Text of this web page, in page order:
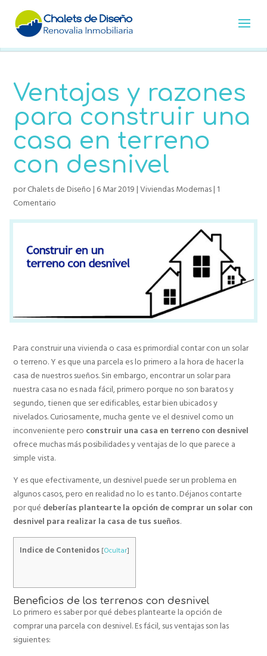
Ventajas y razones
para construir una
casa en terreno
con desnivel
porChalets de Diseño | 6 Mar 2019 |Viviendas Modernas| 1
Comentario
Para construir una vivienda o casa es primordial contar con un solar
o terreno. Y es que una parcela es lo primero a la hora de hacer la
casa de nuestros sueños. Sin embargo, encontrar un solar para
nuestra casa no es nada fácil, primero porque no son baratos y
segundo, tienen que ser edificables, estar bien ubicados y
nivelados. Curiosamente, mucha gente ve el desnivel como un
inconveniente pero construir una casa en terreno con desnivel
ofrece muchas más posibilidades y ventajas de lo que parece a
simple vista.
Y es que efectivamente, un desnivel puede ser un problema en
algunos casos, pero en realidad no lo es tanto. Déjanos contarte
por qué deberías plantearte la opción de comprar un solar con
desnivel para realizar la casa de tus sueños.
Indice de Contenidos [Ocultar]
Beneficios de los terrenos con desnivel
Lo primero es saber por qué debes plantearte la opción de
comprar una parcela con desnivel. Es fácil, sus ventajas son las
siguientes: